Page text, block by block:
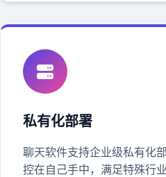
私有化部署
聊天软件支持企业级私有化
控在自己手中，满足特殊行